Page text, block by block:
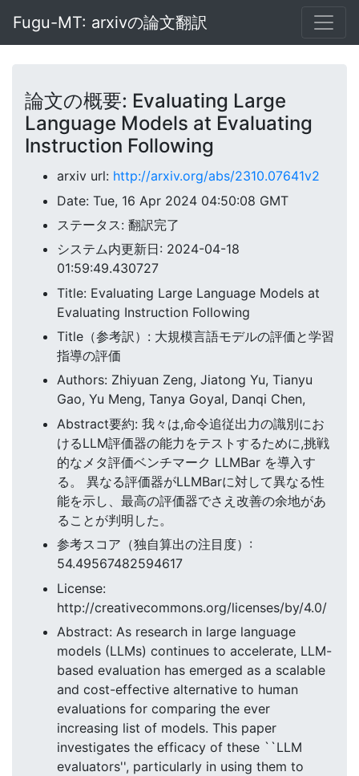
Fugu-MT: arxivの論文翻訳
論文の概要: Evaluating Large
Language Models at Evaluating
Instruction Following
arxiv url: http://arxiv.org/abs/2310.07641v2
Date: Tue, 16 Apr 2024 04:50:08 GMT
ステータス: 翻訳完了
システム内更新日: 2024-04-18
01:59:49.430727
Title: Evaluating Large Language Models at
Evaluating Instruction Following
Title（参考訳）: 大規模言語モデルの評価と学習
指導の評価
Authors: Zhiyuan Zeng, Jiatong Yu, Tianyu
Gao, Yu Meng, Tanya Goyal, Danqi Chen,
Abstract要約: 我々は,命令追従出力の識別にお
けるLLM評価器の能力をテストするために,挑戦
的なメタ評価ベンチマーク LLMBar を導入す
る。 異なる評価器がLLMBarに対して異なる性
能を示し、最高の評価器でさえ改善の余地があ
ることが判明した。
参考スコア（独自算出の注目度）:
54.49567482594617
License:
http://creativecommons.org/licenses/by/4.0/
Abstract: As research in large language
models (LLMs) continues to accelerate, LLM-
based evaluation has emerged as a scalable
and cost-effective alternative to human
evaluations for comparing the ever
increasing list of models. This paper
investigates the efficacy of these ``LLM
evaluators'', particularly in using them to